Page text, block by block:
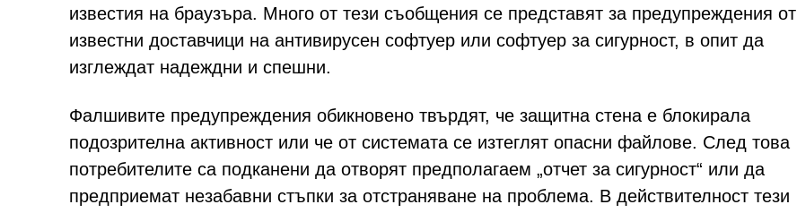
известия на браузъра. Много от тези съобщения се представят за предупреждения от
известни доставчици на антивирусен софтуер или софтуер за сигурност, в опит да
изглеждат надеждни и спешни.
Фалшивите предупреждения обикновено твърдят, че защитна стена е блокирала
подозрителна активност или че от системата се изтеглят опасни файлове. След това
потребителите са подканени да отворят предполагаем „отчет за сигурност“ или да
предприемат незабавни стъпки за отстраняване на проблема. В действителност тези